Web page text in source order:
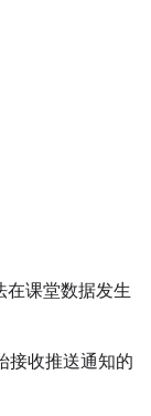
在课堂数据发生
接收推送通知的